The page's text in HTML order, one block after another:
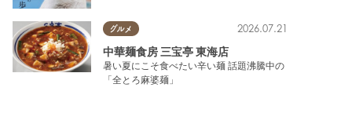
グルメ 2026.07.21
中華麺食房 三宝亭 東海店
暑い夏にこそ食べたい辛い麺 話題沸騰中の
「全とろ麻婆麺」